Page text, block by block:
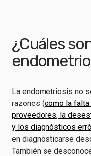
¿Cuáles
La endometriosis no
razones (como la
proveedores, la
y los diagnósticos
en diagnosticarse
También se